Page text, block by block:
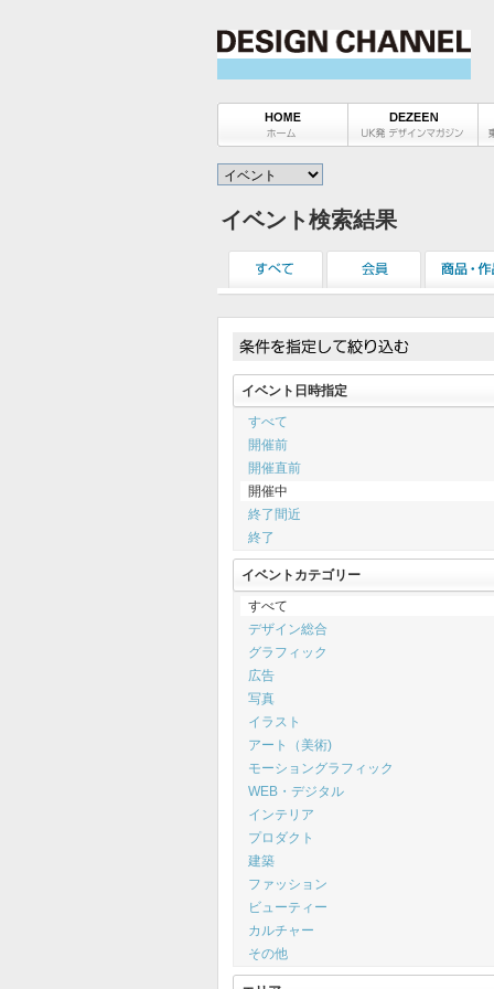
イベント検索結果
イベント日時指定
すべて
開催前
開催直前
開催中
終了間近
終了
イベントカテゴリー
すべて
デザイン総合
グラフィック
広告
写真
イラスト
アート（美術)
モーショングラフィック
WEB・デジタル
インテリア
プロダクト
建築
ファッション
ビューティー
カルチャー
その他